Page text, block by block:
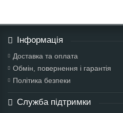
Інформація
Доставка та оплата
Обмін, повернення і гарантія
Політика безпеки
Служба підтримки